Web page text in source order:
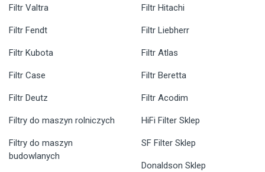
Filtr Valtra
Filtr Fendt
Filtr Kubota
Filtr Case
Filtr Deutz
Filtr Hitachi
Filtr Liebherr
Filtr Atlas
Filtr Beretta
Filtr Acodim
Filtry do maszyn rolniczych
Filtry do maszyn
budowlanych
HiFi Filter Sklep
SF Filter Sklep
Donaldson Sklep